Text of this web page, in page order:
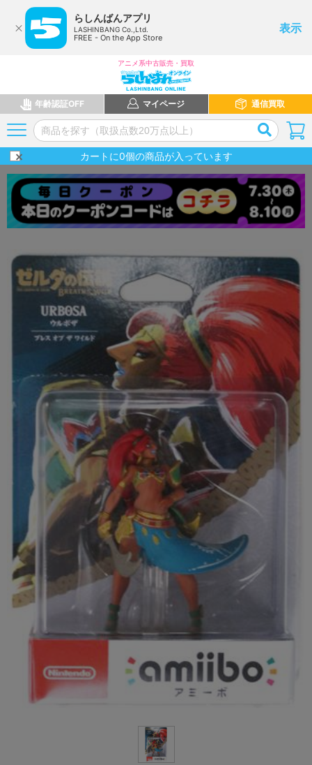
らしんばんアプリ
LASHINBANG Co.,Ltd.
FREE - On the App Store
表示
アニメ系中古販売・買取
年齢認証OFF マイページ 通信買取
カートに0個の商品が入っています